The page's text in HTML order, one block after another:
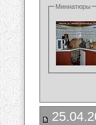
Миниатюры